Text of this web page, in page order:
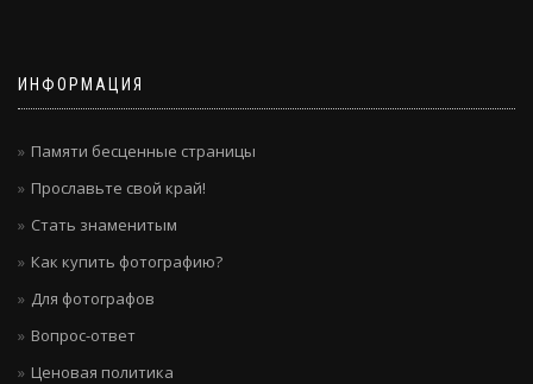
ИНФОРМАЦИЯ
Памяти бесценные страницы
Прославьте свой край!
Стать знаменитым
Как купить фотографию?
Для фотографов
Вопрос-ответ
Ценовая политика